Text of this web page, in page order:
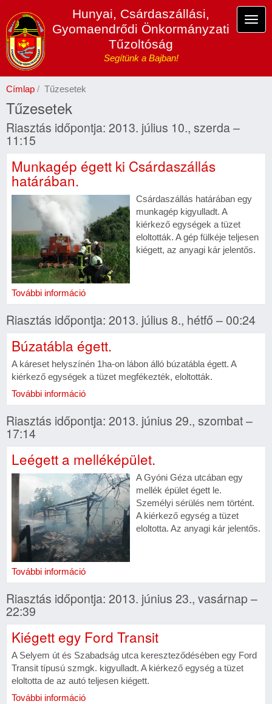
tartalomra
Hunyai, Csárdaszállási,
Gyomaendrődi Önkormányzati
Tűzoltóság
Segítünk a Bajban!
Címlap Tűzesetek
Tűzesetek
Riasztás időpontja: 2013. július 10., szerda –
11:15
Munkagép égett ki Csárdaszállás
határában.
Csárdaszállás határában egy
munkagép kigyulladt. A
kiérkező egységek a tüzet
eloltották. A gép fülkéje teljesen
kiégett, az anyagi kár jelentős.
További információ
Riasztás időpontja: 2013. július 8., hétfő – 00:24
Búzatábla égett.
A káreset helyszínén 1ha-on lábon álló búzatábla égett. A
kiérkező egységek a tüzet megfékezték, eloltották.
További információ
Riasztás időpontja: 2013. június 29., szombat –
17:14
Leégett a melléképület.
A Gyóni Géza utcában egy
mellék épület égett le.
Személyi sérülés nem történt.
A kiérkező egység a tüzet
eloltotta. Az anyagi kár jelentős.
További információ
Riasztás időpontja: 2013. június 23., vasárnap –
22:39
Kiégett egy Ford Transit
A Selyem út és Szabadság utca kereszteződésében egy Ford
Transit típusú szmgk. kigyulladt. A kiérkező egység a tüzet
eloltotta de az autó teljesen kiégett.
További információ